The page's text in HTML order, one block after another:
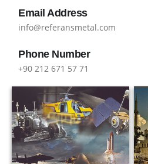
Email Address
info@referansmetal.com
Phone Number
+90 212 671 57 71